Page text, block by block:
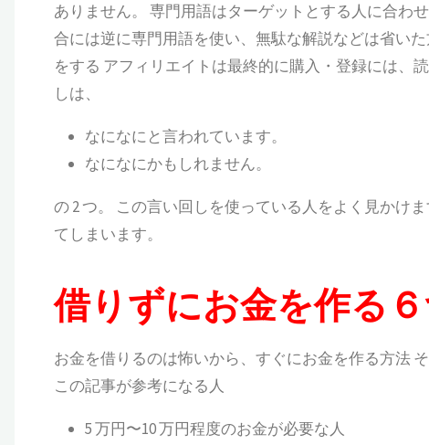
ありません。 専門用語はターゲットとする人に合わ
合には逆に専門用語を使い、無駄な解説などは省いた
をする アフィリエイトは最終的に購入・登録には、
しは、
なになにと言われています。
なになにかもしれません。
の 2 つ。 この言い回しを使っている人をよく見かけ
てしまいます。
借りずにお金を作る
お金を借りるのは怖いから、すぐにお金を作る方法
この記事が参考になる人
5 万円〜10 万円程度のお金が必要な人